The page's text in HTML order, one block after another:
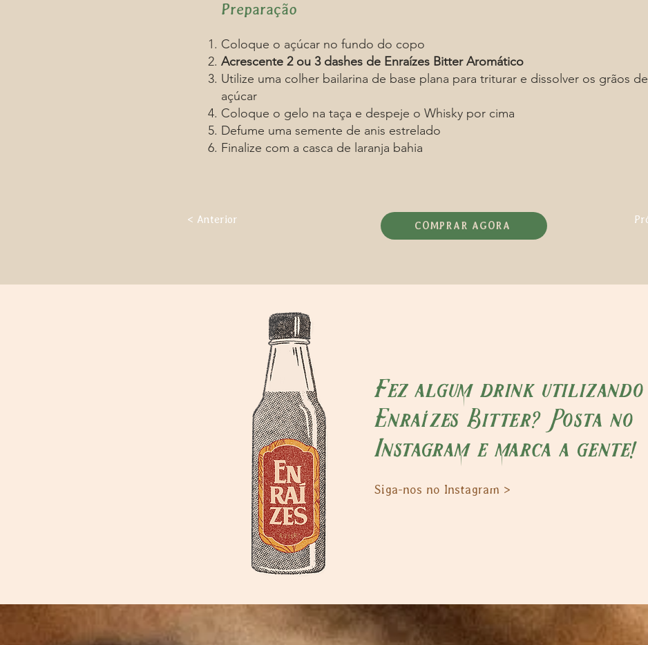
Preparação
Coloque o açúcar no fundo do copo
Acrescente 2 ou 3 dashes de Enraízes Bitter Aromático
Utilize uma colher bailarina de base plana para triturar e dissolver os grãos de
açúcar
Coloque o gelo na taça e despeje o Whisky por cima
Defume uma semente de anis estrelado
Finalize com a casca de laranja bahia
< Anterior
COMPRAR AGORA
Fez algum drink utilizando
Enraízes Bitter? Posta no
Instagram e marca a gente!
Siga-nos no Instagram >